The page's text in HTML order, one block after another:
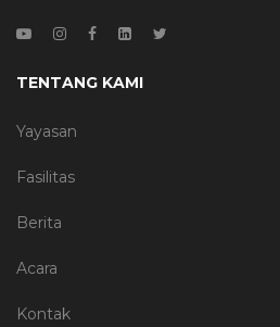
TENTANG KAMI
Yayasan
Fasilitas
Berita
Acara
Kontak